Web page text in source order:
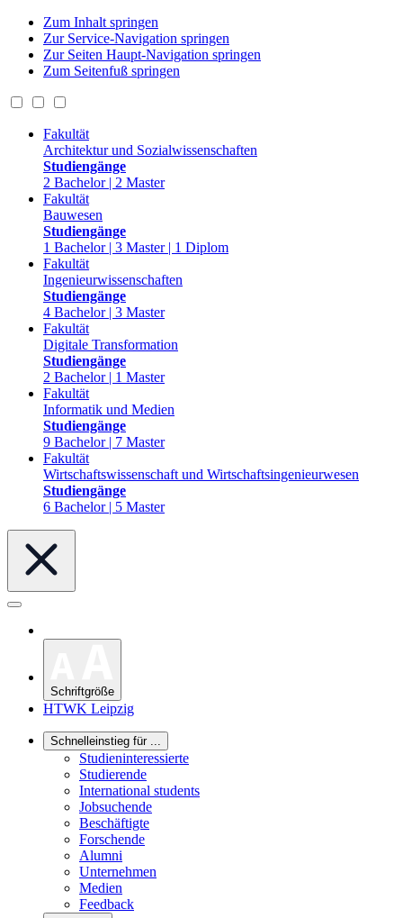
Zum Inhalt springen
Zur Service-Navigation springen
Zur Seiten Haupt-Navigation springen
Zum Seitenfuß springen
Fakultät
Architektur und Sozialwissenschaften
Studiengänge
2 Bachelor | 2 Master
Fakultät
Bauwesen
Studiengänge
1 Bachelor | 3 Master | 1 Diplom
Fakultät
Ingenieurwissenschaften
Studiengänge
4 Bachelor | 3 Master
Fakultät
Digitale Transformation
Studiengänge
2 Bachelor | 1 Master
Fakultät
Informatik und Medien
Studiengänge
9 Bachelor | 7 Master
Fakultät
Wirtschaftswissenschaft und Wirtschaftsingenieurwesen
Studiengänge
6 Bachelor | 5 Master
Schriftgröße
HTWK Leipzig
Schnelleinstieg für ...
Studieninteressierte
Studierende
International students
Jobsuchende
Beschäftigte
Forschende
Alumni
Unternehmen
Medien
Feedback